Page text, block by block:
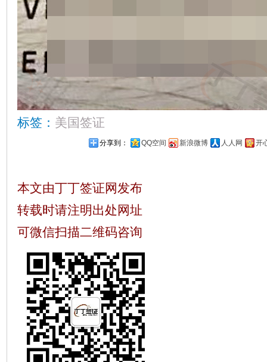
标签： 美国签证
分享到： QQ空间 新浪微博 人人网 开
本文由丁丁签证网发布
转载时请注明出处网址
可微信扫描二维码咨询